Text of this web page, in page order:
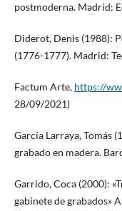
postmoderna. Madrid:
Diderot, Denis (1988):
(1776-1777). Madrid:
Factum Arte, https://
28/09/2021)
García Larraya, Tomás
grabado en madera.
Garrido, Coca (2000):
gabinete de grabados»